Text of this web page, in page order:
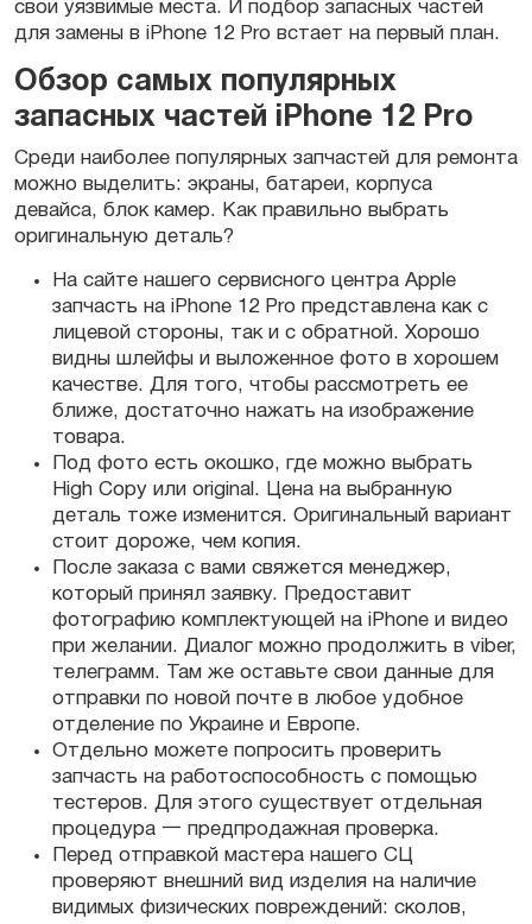
свои уязвимые места. И подбор запасных частей
для замены в iPhone 12 Pro встает на первый план.
Обзор самых популярных
запасных частей iPhone 12 Pro
Среди наиболее популярных запчастей для ремонта
можно выделить: экраны, батареи, корпуса
девайса, блок камер. Как правильно выбрать
оригинальную деталь?
На сайте нашего сервисного центра Apple
запчасть на iPhone 12 Pro представлена как с
лицевой стороны, так и с обратной. Хорошо
видны шлейфы и выложенное фото в хорошем
качестве. Для того, чтобы рассмотреть ее
ближе, достаточно нажать на изображение
товара.
Под фото есть окошко, где можно выбрать
High Copy или original. Цена на выбранную
деталь тоже изменится. Оригинальный вариант
стоит дороже, чем копия.
После заказа с вами свяжется менеджер,
который принял заявку. Предоставит
фотографию комплектующей на iPhone и видео
при желании. Диалог можно продолжить в viber,
телеграмм. Там же оставьте свои данные для
отправки по новой почте в любое удобное
отделение по Украине и Европе.
Отдельно можете попросить проверить
запчасть на работоспособность с помощью
тестеров. Для этого существует отдельная
процедура 一 предпродажная проверка.
Перед отправкой мастера нашего СЦ
проверяют внешний вид изделия на наличие
видимых физических повреждений: сколов,